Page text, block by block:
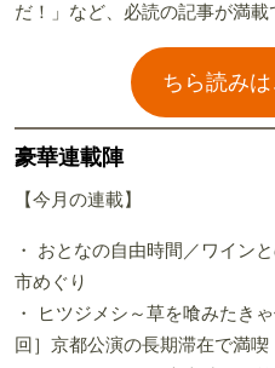
だ！」など、必読の記事が満載
ちら読み
豪華連載陣
【今月の連載】
・ おとなの自由時間／ワイン
市めぐり
・ ヒツジメシ～草を喰みたき
回］京都公演の長期滞在で満喫